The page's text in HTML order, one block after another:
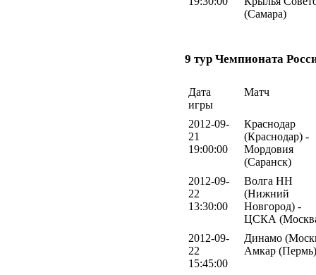
(Самара)
9 тур Чемпионата
Дата
игры
Матч
2012-09-
21
19:00:00
Краснодар
(Краснодар) -
Мордовия
(Саранск)
2012-09-
22
13:30:00
Волга НН
(Нижний
Новгород) -
ЦСКА
2012-09-
22
15:45:00
Динамо
Амкар (Пермь)